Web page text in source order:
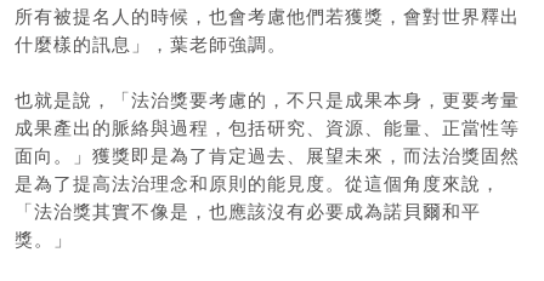
所有被提名人的時候，也會考慮他們若獲獎，會對世界釋出
什麼樣的訊息」，葉老師強調。
也就是說，「法治獎要考慮的，不只是成果本身，更要考量
成果產出的脈絡與過程，包括研究、資源、能量、正當性等
面向。」獲獎即是為了肯定過去、展望未來，而法治獎固然
是為了提高法治理念和原則的能見度。從這個角度來說，
「法治獎其實不像是，也應該沒有必要成為諾貝爾和平
獎。」